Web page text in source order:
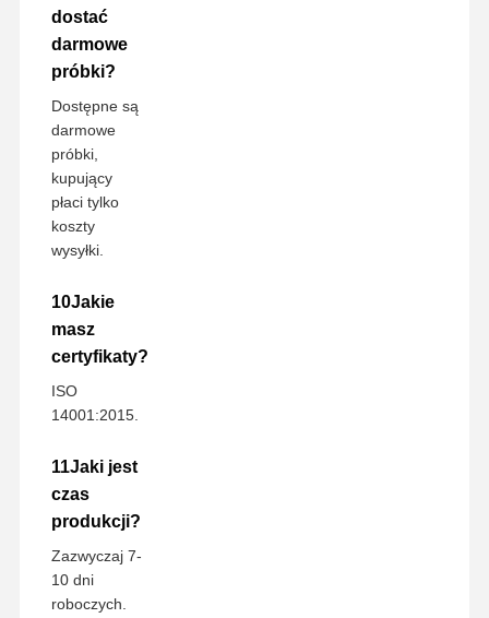
dostać
darmowe
próbki?
Dostępne są
darmowe
próbki,
kupujący
płaci tylko
koszty
wysyłki.
10Jakie
masz
certyfikaty?
ISO
14001:2015.
11Jaki jest
czas
produkcji?
Zazwyczaj 7-
10 dni
roboczych.